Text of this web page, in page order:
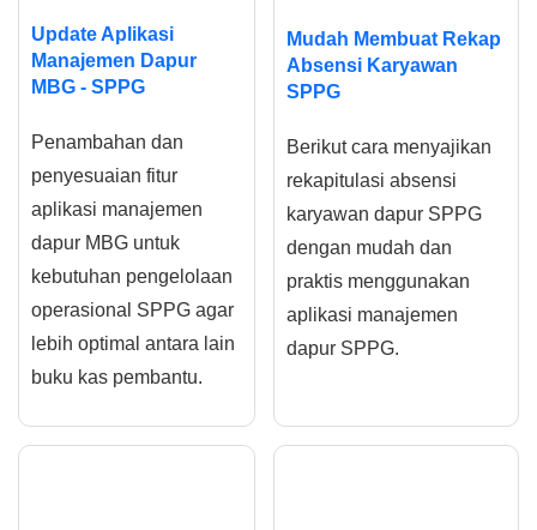
Update Aplikasi
Manajemen Dapur
MBG - SPPG
Penambahan dan
penyesuaian fitur
aplikasi manajemen
dapur MBG untuk
kebutuhan pengelolaan
operasional SPPG agar
lebih optimal antara lain
buku kas pembantu.
Mudah Membuat Rekap
Absensi Karyawan
SPPG
Berikut cara menyajikan
rekapitulasi absensi
karyawan dapur SPPG
dengan mudah dan
praktis menggunakan
aplikasi manajemen
dapur SPPG.